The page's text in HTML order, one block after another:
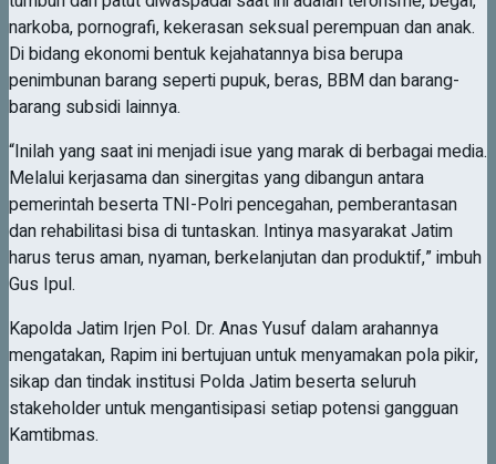
narkoba, pornografi, kekerasan seksual perempuan dan anak.
Di bidang ekonomi bentuk kejahatannya bisa berupa
penimbunan barang seperti pupuk, beras, BBM dan barang-
barang subsidi lainnya.
“Inilah yang saat ini menjadi isue yang marak di berbagai media.
Melalui kerjasama dan sinergitas yang dibangun antara
pemerintah beserta TNI-Polri pencegahan, pemberantasan
dan rehabilitasi bisa di tuntaskan. Intinya masyarakat Jatim
harus terus aman, nyaman, berkelanjutan dan produktif,” imbuh
Gus Ipul.
Kapolda Jatim Irjen Pol. Dr. Anas Yusuf dalam arahannya
mengatakan, Rapim ini bertujuan untuk menyamakan pola pikir,
sikap dan tindak institusi Polda Jatim beserta seluruh
stakeholder untuk mengantisipasi setiap potensi gangguan
Kamtibmas.